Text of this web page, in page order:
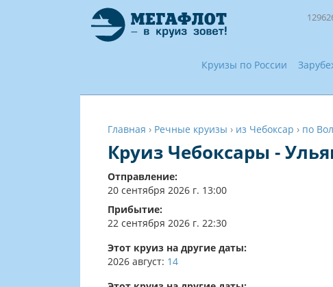
Круизы по России
Главная › Речные круизы › из Чебоксар › по
Круиз Чебоксары -
Отправление:
20 сентября 2026 г. 13:00
Прибытие:
22 сентября 2026 г. 22:30
Этот круиз на другие даты:
2026 август: 14